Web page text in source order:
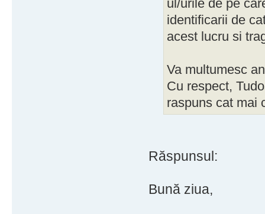
ul/urile de pe
identificarii de
acest lucru si
Va multumesc
Cu respect,
raspuns cat mai
Răspunsul:
Bună ziua,